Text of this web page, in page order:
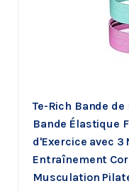
Te-Rich Bande
Bande Élastique
d'Exercice avec 3
Entraînement
Musculation